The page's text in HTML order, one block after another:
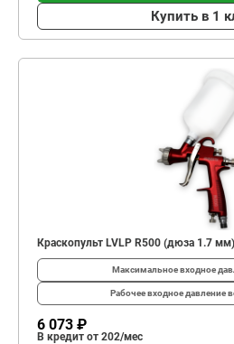
Купить в 1
Краскопульт LVLP R500 (дюза 1.7
Максимальное входное
Рабочее входное давление
6 073 ₽
В кредит от 202/мес